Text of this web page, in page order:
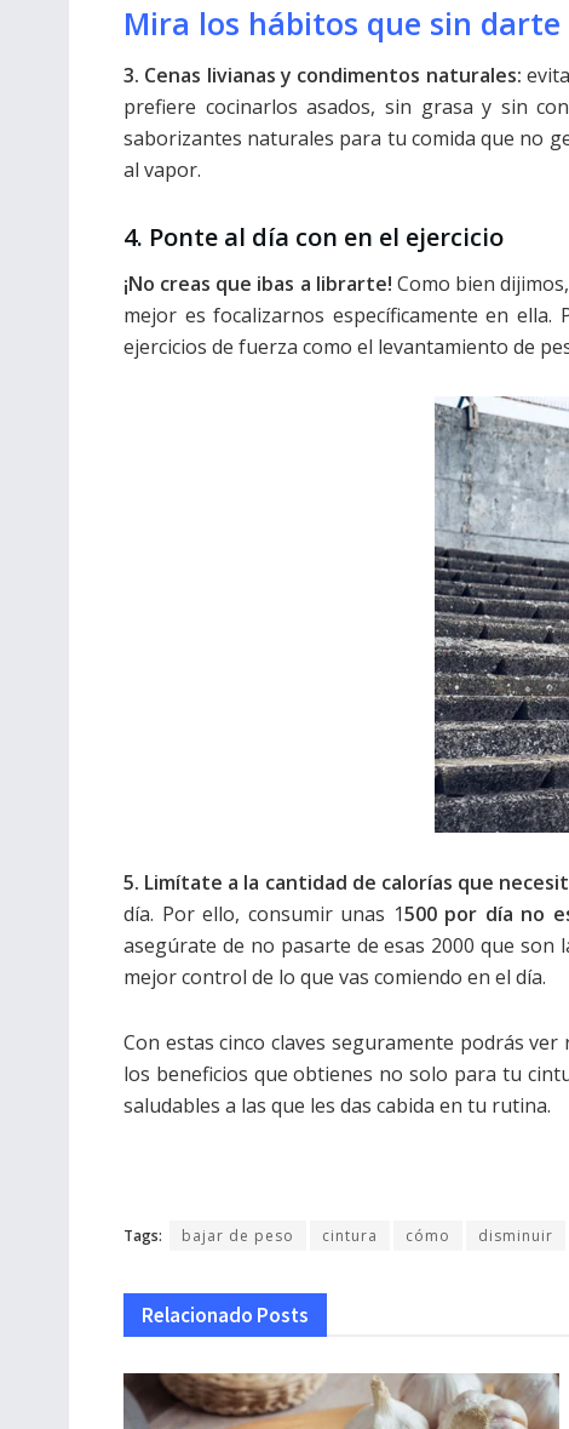
Mira los hábitos que sin
3. Cenas livianas y condimentos naturales:
prefiere cocinarlos asados, sin grasa y sin
saborizantes naturales para tu comida que no
al vapor.
4. Ponte al día con en el ejercicio
¡No creas que ibas a librarte! Como bien
mejor es focalizarnos específicamente en
ejercicios de fuerza como el levantamiento de
5. Limítate a la cantidad de calorías que
día. Por ello, consumir unas 1500 por día no
asegúrate de no pasarte de esas 2000 que
mejor control de lo que vas comiendo en el día.
Con estas cinco claves seguramente podrás
los beneficios que obtienes no solo para tu
saludables a las que les das cabida en tu rutina.
Tags: bajar de peso cintura cómo disminuir
Relacionado Posts